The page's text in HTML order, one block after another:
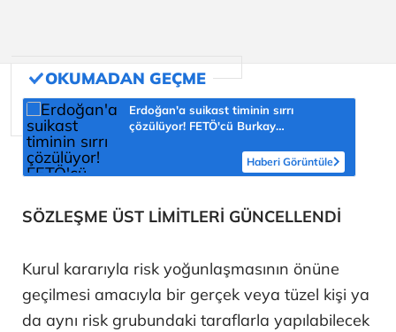
Erdoğan'a suikast timinin sırrı
çözülüyor! FETÖ'cü Burkay
Haberi Görüntüle
SÖZLEŞME ÜST LİMİTLERİ GÜNCELLENDİ
Kurul kararıyla risk yoğunlaşmasının önüne
geçilmesi amacıyla bir gerçek veya tüzel kişi ya
da aynı risk grubundaki taraflarla yapılabilecek